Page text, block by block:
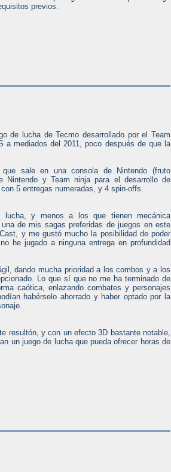
previos.
de lucha de Tecmo desarrollado por el Team
a mediados del 2011, poco después de que la
sale en una consola de Nintendo (fruto
Nintendo y Team ninja para el desarrollo de
5 entregas numeradas, y 4 spin-offs.
y menos a los que tienen mecánica
de mis sagas preferidas de juegos en este
y me gustó mucho la posibilidad de poder
he jugado a ninguna entrega en profundidad
dando mucha prioridad a los combos y a los
Lo que sí que no me ha terminado de
caótica, enlazando combates y personajes
habérselo ahorrado y haber optado por la
resultón, y con un efecto 3D bastante notable,
un juego de lucha que pueda ofrecer horas de